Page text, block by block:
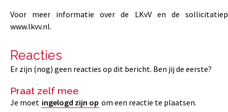
Voor meer informatie over de LKvV en de
www.lkvv.nl.
Reacties
Er zijn (nog) geen reacties op dit bericht. Ben jij de eerste?
Praat zelf mee
Je moet ingelogd zijn op om een reactie te plaatsen.